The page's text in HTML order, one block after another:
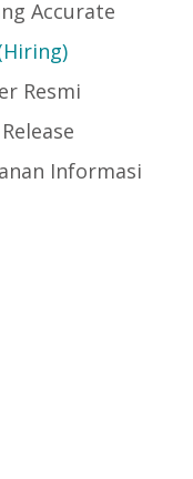
Accurate
Resmi
Informasi